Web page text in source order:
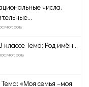
числа.
классе Тема: Род имён...
«Моя семья –моя